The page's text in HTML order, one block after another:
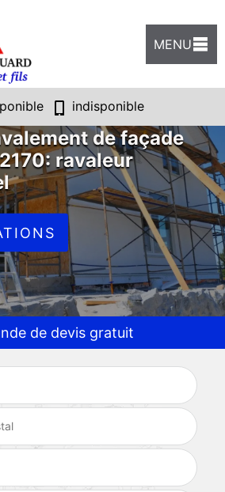
MENU
indisponible
de façade
ravaleur
de devis gratuit